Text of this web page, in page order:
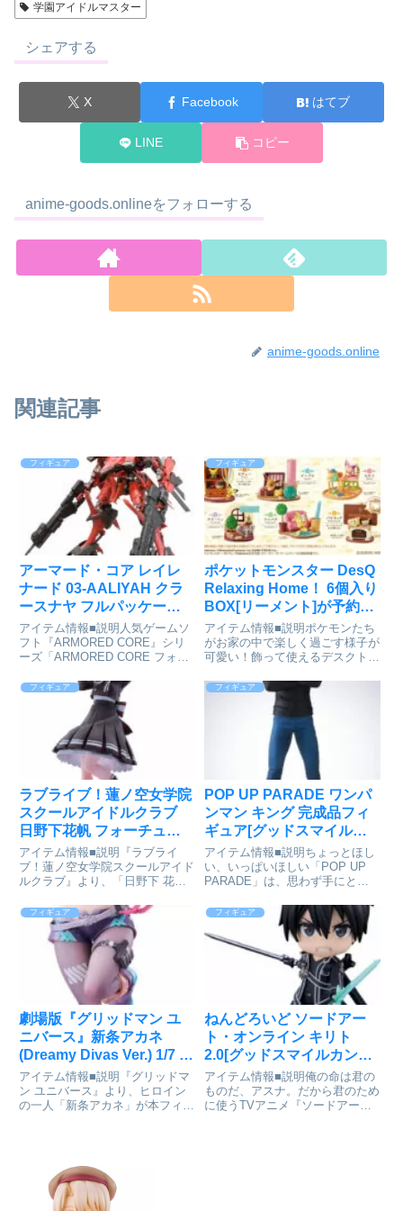
学園アイドルマスター
シェアする
X Facebook はてブ
LINE コピー
anime-goods.onlineをフォローする
anime-goods.online
関連記事
フィギュア
アーマード・コア レイレ
ナード 03-AALIYAH クラ
ースナヤ フルパッケージ
Ver. 1/72 プラモデル[コト
ブキヤ]が予約受付開始
アイテム情報■説明人気ゲームソ
フト『ARMORED CORE』シリ
ーズ「ARMORED CORE フォー
が付属品を新たに追加したフルパ
ッケージ仕様で商品化！■サイズ
約145mmアーマード・コア V.I.
シリーズ...
フィギュア
ポケットモンスター DesQ
Relaxing Home！ 6個入り
BOX[リーメント]が予約受
付中
アイテム情報■説明ポケモンたち
がお家の中で楽しく過ごす様子が
可愛い！飾って使えるデスクトッ
ィギュア1BOX／6個入り１ボッ
クス購入で全種類揃う商品です。
ポケットモンスター_DesQ
Relaxing Home!...
フィギュア
ラブライブ！蓮ノ空女学院
スクールアイドルクラブ
日野下花帆 フォーチュン
ムービーVer. 1/7 完成品フ
ィギュア[ベルファイン]が
予約受付開始
アイテム情報■説明『ラブライ
ブ！蓮ノ空女学院スクールアイド
ルクラブ』より、「日野下 花
ブーケ」の楽曲「フォーチュンム
ービー」の衣装にて1/7スケール
フィギュアで登場！描き下ろしイ
ラストをモチーフに立体化しまし
フィギュア
POP UP PARADE ワンパ
ンマン キング 完成品フィ
ギュア[グッドスマイルカ
ンパニー]が予約受付開始
アイテム情報■説明ちょっとほし
い、いっぱいほしい「POP UP
PARADE」は、思わず手にとっ
18cmの飾りやすいサイズ、スピ
ーディにお届けなど、フィギュア
ファンにやさしいカタチを追求し
たフィギュアシリーズで...
フィギュア
劇場版『グリッドマン ユ
ニバース』新条アカネ
(Dreamy Divas Ver.) 1/7 完
成品フィギュア[Solarain]
が予約受付開始
アイテム情報■説明『グリッドマ
ン ユニバース』より、ヒロイン
の一人「新条アカネ」が本フィギ
デザインを担当する坂本 勝氏に
よる新規描き...
フィギュア
ねんどろいど ソードアー
ト・オンライン キリト
2.0[グッドスマイルカンパ
ニー]が予約受付中
アイテム情報■説明俺の命は君の
ものだ、アスナ。だから君のため
に使うTVアニメ『ソードアー